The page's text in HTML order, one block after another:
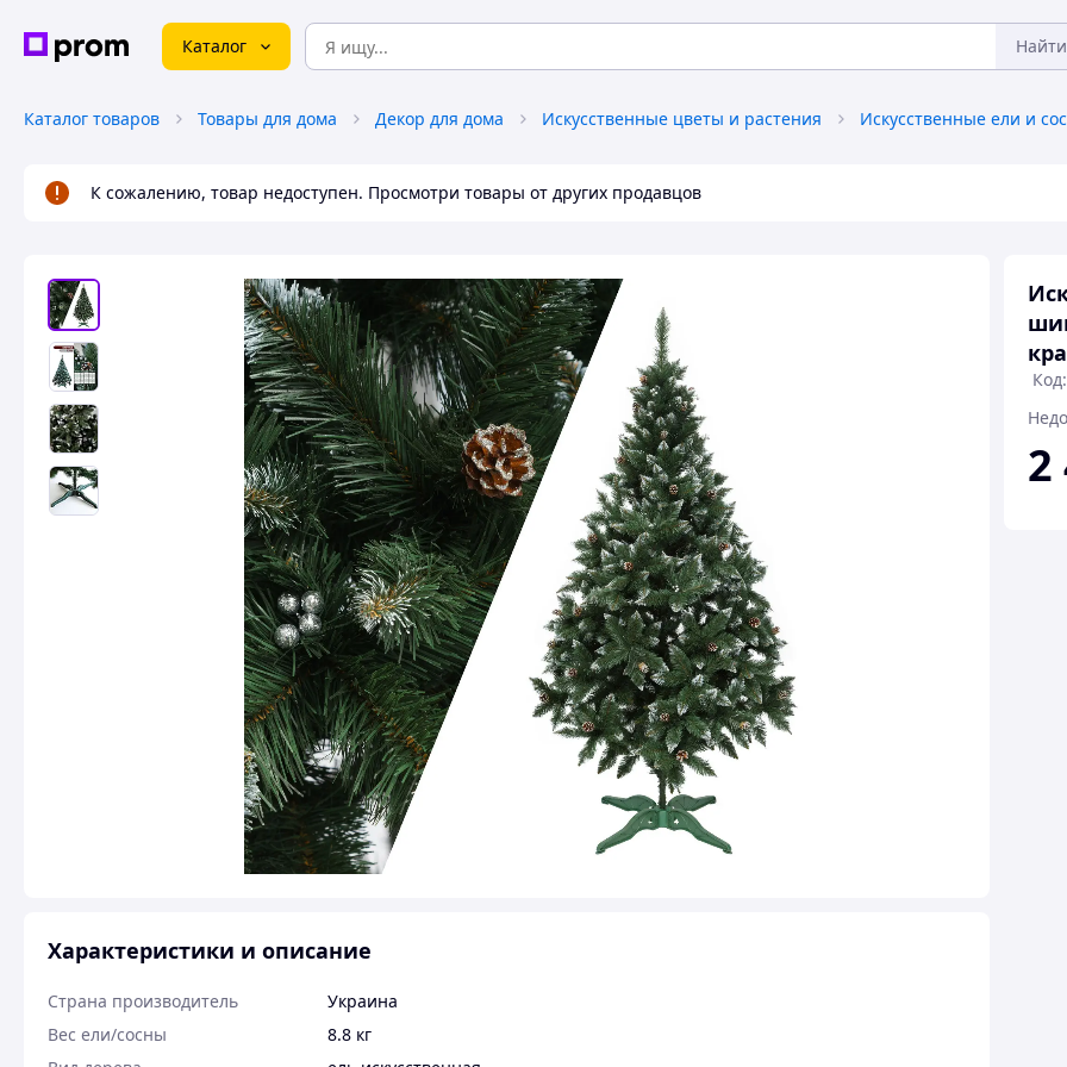
Каталог Найти
Каталог товаров Товары для дома Декор для дома Искусственные цветы и растения Искусственные ели и
К сожалению, товар недоступен. Просмотри товары от других продавцов
2
Характеристики и описание
Страна производитель
Украина
Вес ели/сосны
8.8 кг